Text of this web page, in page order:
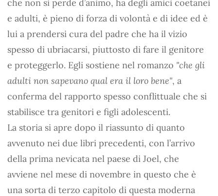
che non si perde d’animo, ha degli amici coetanei
e adulti, è pieno di forza di volontà e di idee ed è
lui a prendersi cura del padre che ha il vizio
spesso di ubriacarsi, piuttosto di fare il genitore
e proteggerlo. Egli sostiene nel romanzo "che gli
adulti non sapevano qual era il loro bene", a
conferma del rapporto spesso conflittuale che si
stabilisce tra genitori e figli adolescenti.
La storia si apre dopo il riassunto di quanto
avvenuto nei due libri precedenti, con l’arrivo
della prima nevicata nel paese di Joel, che
avviene nel mese di novembre in questo che è
una sorta di terzo capitolo di questa moderna